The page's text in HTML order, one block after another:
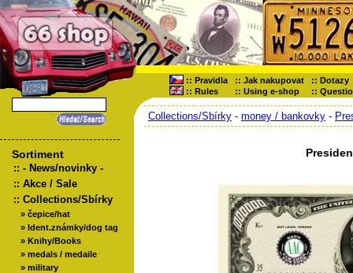
:: Pravidla :: Jak nakupovat :: Dotazy
:: Rules :: Using e-shop ::
Sortiment
:: - News/novinky -
:: Akce / Sale
:: Collections/Sbírky
» čepice/hat
» Ident.známky/dog tag
» Knihy/Books
» medals / medaile
» military
Collections/Sbírky - money / bankovky -